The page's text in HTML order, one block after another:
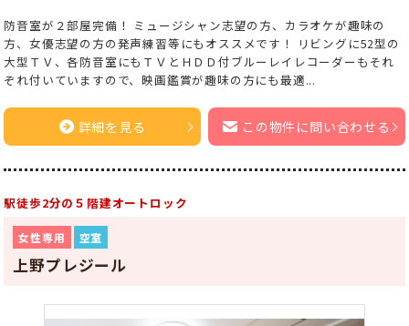
防音室が２部屋完備！ ミュージシャン志望の方、カラオケが趣味の
方、女優志望の方の発声練習等にもオススメです！ リビングに52型の
大型ＴＶ、各防音室にもＴＶとＨＤＤ付ブルーレイレコーダーもそれ
ぞれ付いていますので、映画鑑賞が趣味の方にも最適...
詳細を見る この物件に問い合わせる
駅徒歩2分の５階建オートロック
女性専用 空室
上野プレジール